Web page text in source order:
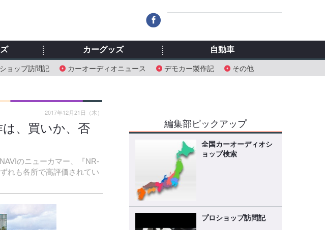
ショップ訪問記 カーオーディオニュース デモカー製作記 その他
カーグッズ 自動車
、買いか、否
のニューカマー、『NR-
れも各所で高評価されてい
2017年12月21日（木）
編集部ピックアップ
全国カーオーディオシ
ョップ検索
プロショップ訪問記